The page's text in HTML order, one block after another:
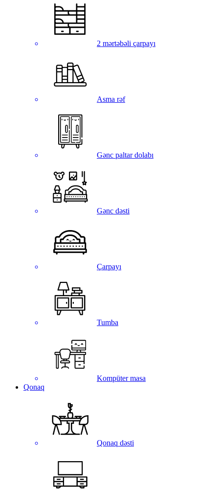
2 mərtəbəli çarpayı
Asma rəf
Gənc paltar dolabı
Gənc dəsti
Çarpayı
Tumba
Kompüter masa
Qonaq
Qonaq dəsti